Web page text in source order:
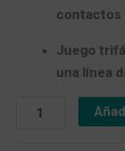
contactos
Juego
una línea